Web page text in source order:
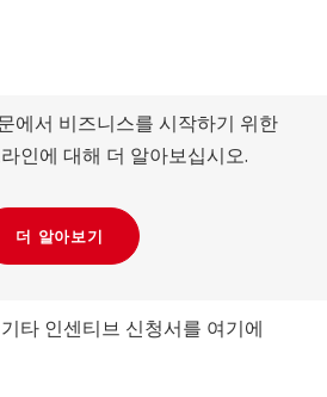
에서 비즈니스를 시작하기 위한
인에 대해 더 알아보십시오.
더 알아보기
타 인센티브 신청서를 여기에